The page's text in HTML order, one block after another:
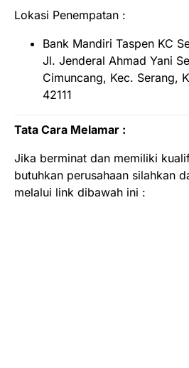
Lokasi Penempatan :
Bank Mandiri Taspen KC
Jl. Jenderal Ahmad Yani
Cimuncang, Kec. Serang,
42111
Tata Cara Melamar :
Jika berminat dan memiliki
butuhkan perusahaan silahkan
melalui link dibawah ini :